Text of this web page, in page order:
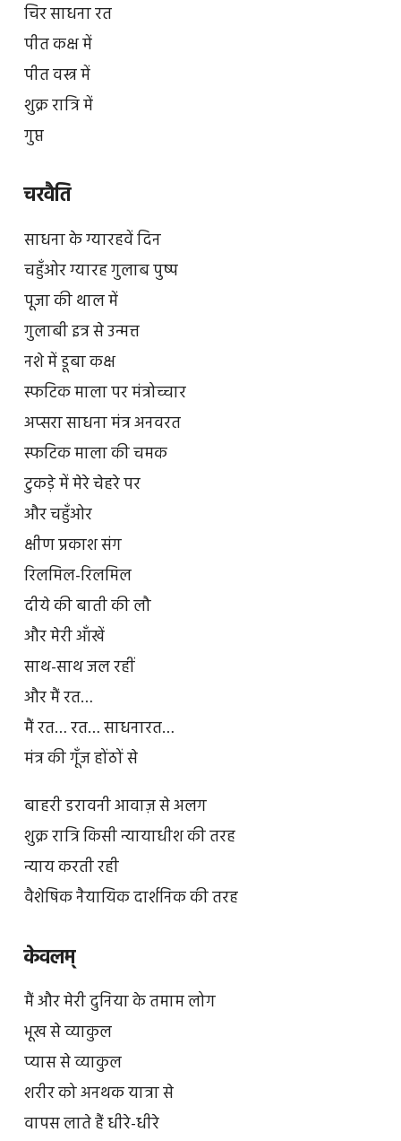
चिर साधना रत
पीत कक्ष में
पीत वस्त्र में
शुक्र रात्रि में
गुप्त
चरवैति
साधना के ग्यारहवें दिन
चहुँओर ग्यारह गुलाब पुष्प
पूजा की थाल में
गुलाबी इत्र से उन्मत्त
नशे में डूबा कक्ष
स्फटिक माला पर मंत्रोच्चार
अप्सरा साधना मंत्र अनवरत
स्फटिक माला की चमक
टुकड़े में मेरे चेहरे पर
और चहुँओर
क्षीण प्रकाश संग
रिलमिल-रिलमिल
दीये की बाती की लौ
और मेरी आँखें
साथ-साथ जल रहीं
और मैं रत…
मैं रत… रत… साधनारत…
मंत्र की गूँज होंठों से
बाहरी डरावनी आवाज़ से अलग
शुक्र रात्रि किसी न्यायाधीश की तरह
न्याय करती रही
वैशेषिक नैयायिक दार्शनिक की तरह
केवलम्
मैं और मेरी दुनिया के तमाम लोग
भूख से व्याकुल
प्यास से व्याकुल
शरीर को अनथक यात्रा से
वापस लाते हैं धीरे-धीरे